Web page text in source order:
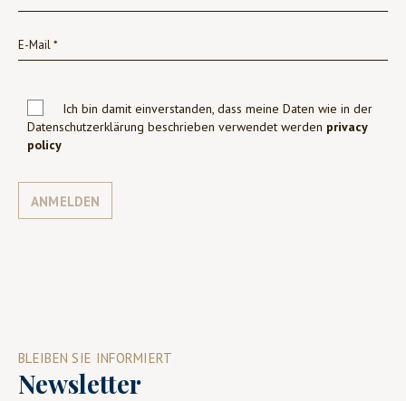
Ich bin damit einverstanden, dass meine Daten wie in der
Datenschutzerklärung beschrieben verwendet werden privacy
policy
ANMELDEN
BLEIBEN SIE INFORMIERT
Newsletter